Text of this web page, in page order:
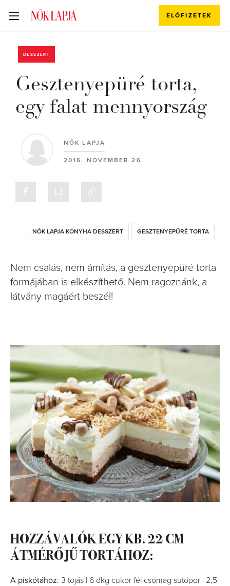
ELŐFIZETEK
DESSZERT
Gesztenyepüré torta,
egy falat mennyország
NŐK LAPJA
2016. NOVEMBER 26.
NŐK LAPJA KONYHA DESSZERT GESZTENYEPÜRÉ TORTA
Nem csalás, nem ámítás, a gesztenyepüré torta
formájában is elkészíthető. Nem ragoznánk, a
látvány magáért beszél!
HOZZÁVALÓK EGY KB. 22 CM
ÁTMÉRŐJŰ TORTÁHOZ:
A piskótához: 3 tojás | 6 dkg cukor fél csomag sütőpor | 2,5